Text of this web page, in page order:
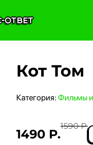
ответ
Кот Том
Категория: Фильмы
1490 Р.
1590 Р.